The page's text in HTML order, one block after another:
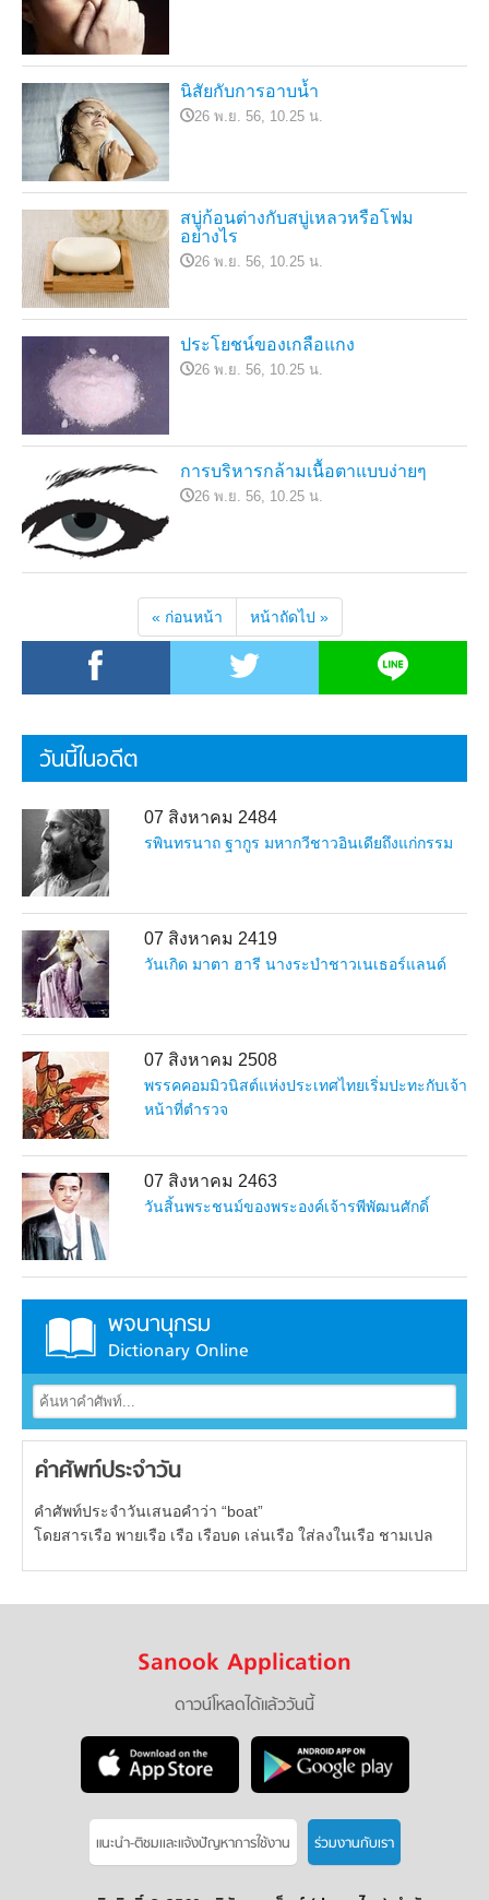
นิสัยกับการอาบน้ำ
26 พ.ย. 56, 10.25 น.
สบู่ก้อนต่างกับสบู่เหลวหรือโฟม
อย่างไร
26 พ.ย. 56, 10.25 น.
ประโยชน์ของเกลือแกง
26 พ.ย. 56, 10.25 น.
การบริหารกล้ามเนื้อตาแบบง่ายๆ
26 พ.ย. 56, 10.25 น.
« ก่อนหน้า หน้าถัดไป »
วันนี้ในอดีต
07 สิงหาคม 2484
รพินทรนาถ ฐากูร มหากวีชาวอินเดียถึงแก่กรรม
07 สิงหาคม 2419
วันเกิด มาตา ฮารี นางระบำชาวเนเธอร์แลนด์
07 สิงหาคม 2508
พรรคคอมมิวนิสต์แห่งประเทศไทยเริ่มปะทะกับเจ้า
หน้าที่ตำรวจ
07 สิงหาคม 2463
วันสิ้นพระชนม์ของพระองค์เจ้ารพีพัฒนศักดิ์
พจนานุกรม
Dictionary Online
คำศัพท์ประจำวัน
คำศัพท์ประจำวันเสนอคำว่า “boat”
โดยสารเรือ พายเรือ เรือ เรือบด เล่นเรือ ใส่ลงในเรือ ชามเปล
Sanook Application
ดาวน์โหลดได้แล้ววันนี้
แนะนำ-ติชมเเละแจ้งปัญหาการใช้งาน ร่วมงานกับเรา